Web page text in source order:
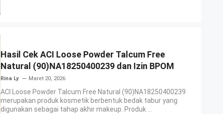
Hasil Cek ACI Loose Powder Talcum Free
Natural (90)NA18250400239 dan Izin BPOM
Rina Ly Maret 20, 2026
ACI Loose Powder Talcum Free Natural (90)NA18250400239
merupakan produk kosmetik berbentuk bedak tabur yang
digunakan sebagai tahap akhir makeup. Produk ...